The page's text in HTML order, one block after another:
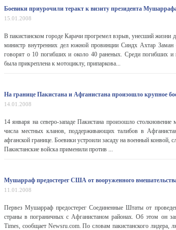
Боевики приурочили теракт к визиту президента
15.01.2008
В пакистанском городе Карачи прогремел взрыв, унесший жизни
министр внутренних дел южной провинции Синдх Ахтар
говорят о 10 погибших и около 40 раненых. Среди погибших
была прикреплена к мотоциклу, припаркова...
На границе Пакистана и Афганистана произошло крупное
14.01.2008
14 января на северо-западе Пакистана произошло
числа местных кланов, поддерживающих талибов в
афганской границе. Боевики устроили засаду на военный
Пакистанские войска применили против ...
Мушарраф предостерег США от вооруженного
11.01.2008
Первез Мушарраф предостерег Соединенные Штаты от
страны в пограничных с Афганистаном районах. Об этом он
Times, сообщает Newsru.com. По словам пакистанского